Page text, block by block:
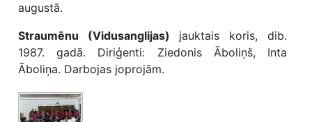
augustā.
Straumēnu (Vidusanglijas) jauktais koris, dib.
1987. gadā. Diriģenti: Ziedonis Āboliņš, Inta
Āboliņa. Darbojas joprojām.